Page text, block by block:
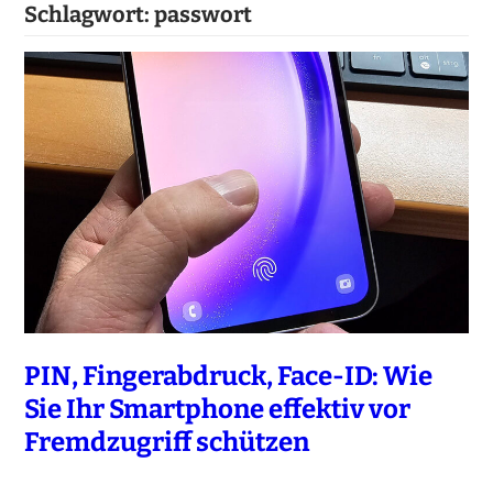
Schlagwort: passwort
PIN, Fingerabdruck, Face-ID: Wie
Sie Ihr Smartphone effektiv vor
Fremdzugriff schützen